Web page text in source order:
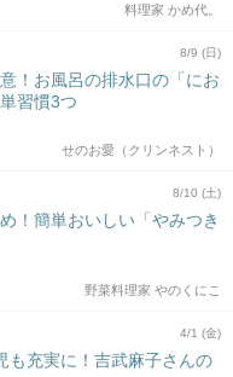
料理家 かめ代。
8/9 (日)
！お風呂の排水口の「にお
習慣3つ
せのお愛（クリンネスト）
8/10 (土)
！簡単おいしい「やみつき
野菜料理家 やのくにこ
4/1 (金)
も充実に！吉武麻子さんの